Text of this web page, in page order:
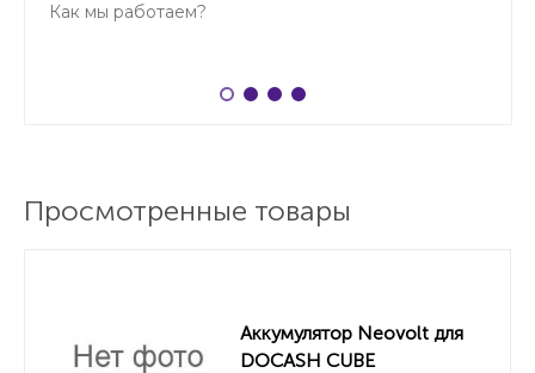
Как мы работаем?
Просмотренные товары
Аккумулятор Neovolt для
DOCASH CUBE